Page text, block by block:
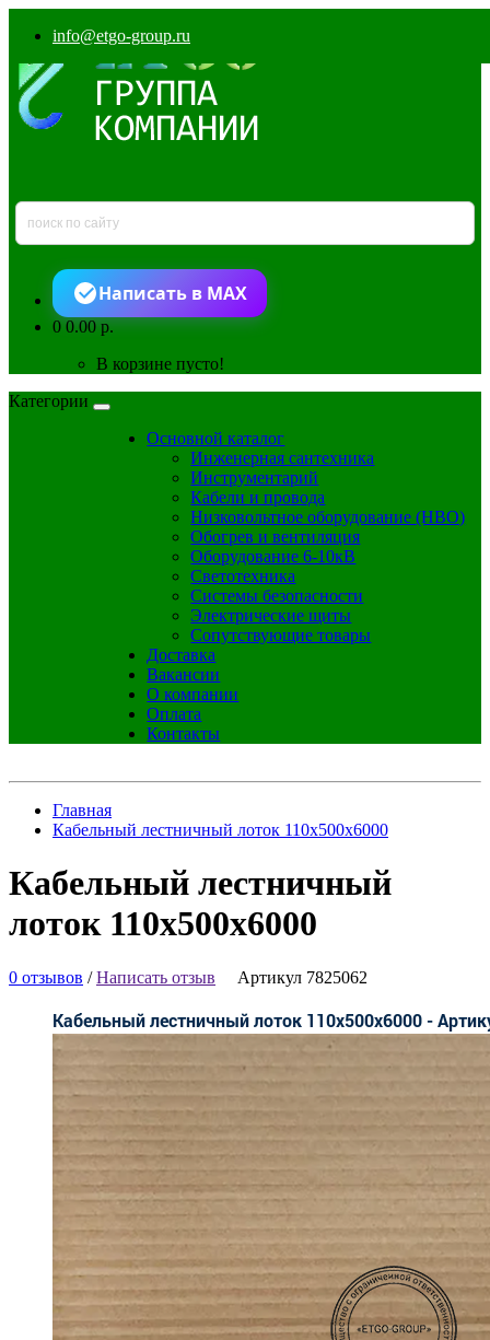
info@etgo-group.ru
Написать в MAX
00.00 р.
В корзине пусто!
Категории
Основной каталог
Инженерная сантехника
Инструментарий
Кабели и провода
Низковольтное оборудование (НВО)
Обогрев и вентиляция
Оборудование 6-10кВ
Светотехника
Системы безопасности
Электрические щиты
Сопутствующие товары
Доставка
Вакансии
О компании
Оплата
Контакты
Главная
Кабельный лестничный лоток 110x500x6000
Кабельный лестничный
лоток 110x500x6000
0 отзывов /Написать отзыв Артикул 7825062